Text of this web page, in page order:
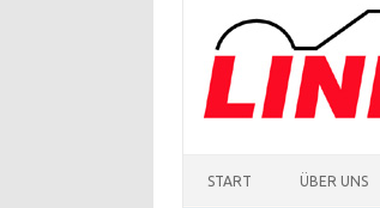
START ÜBER UNS